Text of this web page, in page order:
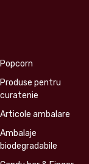
Popcorn
Produse pentru
curatenie
Articole ambalare
Ambalaje
biodegradabile